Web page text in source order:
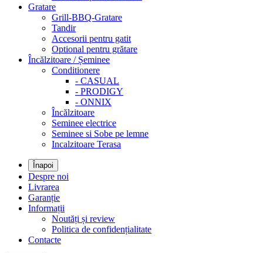
Gratare
Grill-BBQ-Gratare
Tandir
Accesorii pentru gatit
Optional pentru grătare
Încălzitoare / Șeminee
Conditionere
- CASUAL
- PRODIGY
- ONNIX
Încălzitoare
Seminee electrice
Seminee si Sobe pe lemne
Incalzitoare Terasa
Înapoi
Despre noi
Livrarea
Garanție
Informații
Noutăți și review
Politica de confidențialitate
Contacte